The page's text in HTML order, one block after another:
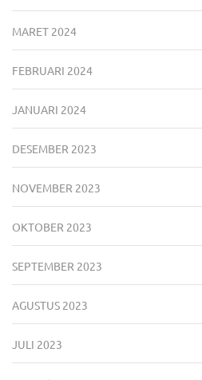
MARET 2024
FEBRUARI 2024
JANUARI 2024
DESEMBER 2023
NOVEMBER 2023
OKTOBER 2023
SEPTEMBER 2023
AGUSTUS 2023
JULI 2023